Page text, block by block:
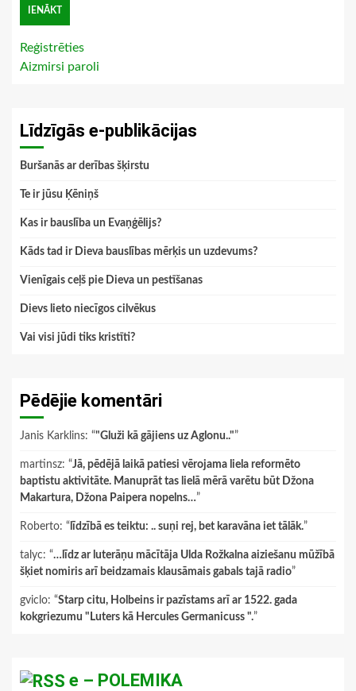
Reģistrēties
Aizmirsi paroli
Līdzīgās e-publikācijas
Buršanās ar derības šķirstu
Te ir jūsu Ķēniņš
Kas ir bauslība un Evaņģēlijs?
Kāds tad ir Dieva bauslības mērķis un uzdevums?
Vienīgais ceļš pie Dieva un pestīšanas
Dievs lieto niecīgos cilvēkus
Vai visi jūdi tiks kristīti?
Pēdējie komentāri
Janis Karklins: “"Gluži kā gājiens uz Aglonu.."”
martinsz: “Jā, pēdējā laikā patiesi vērojama liela reformēto
baptistu aktivitāte. Manuprāt tas lielā mērā varētu būt Džona
Makartura, Džona Paipera nopelns…”
Roberto: “ līdzībā es teiktu: .. suņi rej, bet karavāna iet tālāk.”
talyc: “…līdz ar luterāņu mācītāja Ulda Rožkalna aiziešanu mūžībā
šķiet nomiris arī beidzamais klausāmais gabals tajā radio”
gviclo: “Starp citu, Holbeins ir pazīstams arī ar 1522. gada
kokgriezumu "Luters kā Hercules Germanicuss ".”
e – POLEMIKA